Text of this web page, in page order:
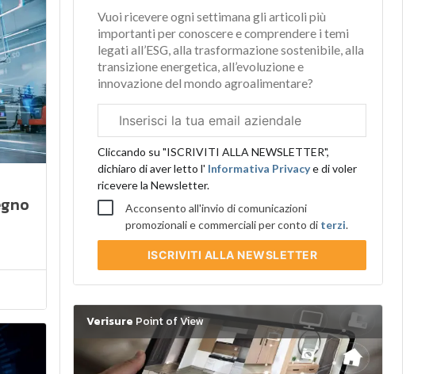
Vuoi ricevere ogni settimana gli articoli più
importanti per conoscere e comprendere i temi
legati all’ESG, alla trasformazione sostenibile, alla
transizione energetica, all’evoluzione e
innovazione del mondo agroalimentare?
aziendale
Cliccando su "ISCRIVITI ALLA NEWSLETTER",
dichiaro di aver letto l' Informativa Privacye di voler
ricevere la Newsletter.
Acconsento all'invio di comunicazioni
promozionali e commerciali per conto di terzi.
ISCRIVITI ALLA NEWSLETTER
Verisure Point of View